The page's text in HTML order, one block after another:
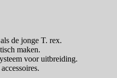
de jonge T. rex.
maken.
voor uitbreiding.